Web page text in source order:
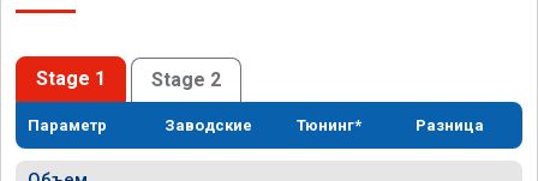
Stage 1 Stage 2
Параметр Заводские Тюнинг* Разница